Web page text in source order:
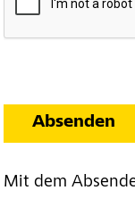
Absenden
Mit dem